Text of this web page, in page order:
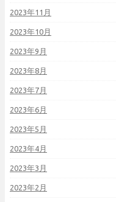
2023年11月
2023年10月
2023年9月
2023年8月
2023年7月
2023年6月
2023年5月
2023年4月
2023年3月
2023年2月